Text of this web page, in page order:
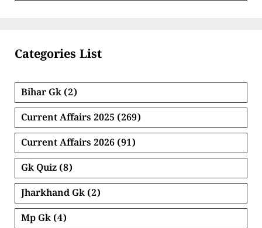
Categories List
Bihar Gk (2)
Current Affairs 2025 (269)
Current Affairs 2026 (91)
Gk Quiz (8)
Jharkhand Gk (2)
Mp Gk (4)